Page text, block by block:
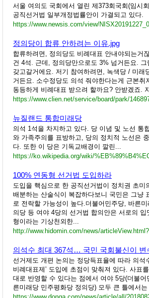
서울 여의도 국회에서 열린 제373회국회(임시
공직선거법 일부개정법률안이 가결되고 있다.
https://www.newsis.com/view/
정의당이 합류 안하려는 이유.jpg
합류하려면, 정의당도 비례대표 안내야되는거
건 4석. 근데, 정의당만으로도 3% 넘거든요. 그
갖고갈거에요. 저기 참여하려면, 녹색당 / 미래
거든요. 소수정당도 의석 줘야한다는게 근본취
동등하게 비례대표 받으려 할까요? 안받겠죠.
https://www.clien.net/service/board/park/
뉴질랜드 통합미래당
의석 1석을 차지하고 있다. 당 이념 및 노선 통
와 가족주의를 표방하고, 당의 정치적 노선은
다. 또한 이 당은 기독교배경이 깔린...
100% 연동형 선거법 도입하라
도입을 핵심으로 한 공직선거법이 정치권 초미
배분하는 산술식이 복잡하다보니 국민은 그냥
로 전락할 가능성이 높다.더불어민주당, 바른
의당 등 여야 4당의 선거법 합의안은 서로의 입
형이라는 기상천외한...
http://www.hidomin.com/news/
의석수 최대 367석… 국민 국회불신이 변
선거제도 개편 논의는 정당득표율에 따라 의석
비례대표제’ 도입에 초점이 맞춰져 있다. 사표
대로 반영할 수 있다는 점에서 여야 5당(더불
른미래당 민주평화당 정의당) 모두 큰 틀에서는